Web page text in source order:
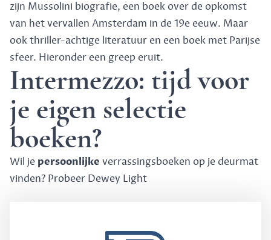
zijn Mussolini biografie, een boek over de opkomst
van het vervallen Amsterdam in de 19e eeuw. Maar
ook thriller-achtige literatuur en een boek met Parijse
sfeer. Hieronder een greep eruit.
Intermezzo: tijd voor
je eigen selectie
boeken?
Wil je persoonlijke verrassingsboeken op je deurmat
vinden? Probeer Dewey Light